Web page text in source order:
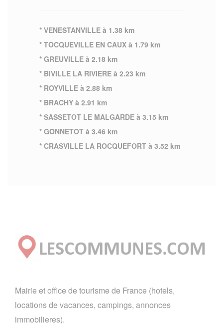
* VENESTANVILLE à 1.38 km
* TOCQUEVILLE EN CAUX à 1.79 km
* GREUVILLE à 2.18 km
* BIVILLE LA RIVIERE à 2.23 km
* ROYVILLE à 2.88 km
* BRACHY à 2.91 km
* SASSETOT LE MALGARDE à 3.15 km
* GONNETOT à 3.46 km
* CRASVILLE LA ROCQUEFORT à 3.52 km
Mairie et office de tourisme de France (hotels,
locations de vacances, campings, annonces
immobilieres).